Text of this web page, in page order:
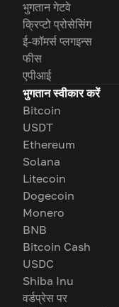
भुगतान गेटवे
क्रिप्टो प्रोसेसिंग
ई-कॉमर्स प्लगइन्स
फीस
एपीआई
भुगतान स्वीकार करें
Bitcoin
USDT
Ethereum
Solana
Litecoin
Dogecoin
Monero
BNB
Bitcoin Cash
USDC
Shiba Inu
वर्डप्रेस पर